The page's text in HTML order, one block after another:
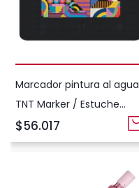
Marcador pintura al agua
TNT Marker / Estuche
plástico x60 colores
surtidos
$56.017